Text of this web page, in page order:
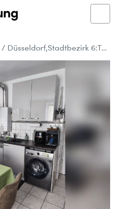
/ Düsseldorf,Stadtbezirk 6:Tausche 44 qm Wohnung gegen 3/4 Zim